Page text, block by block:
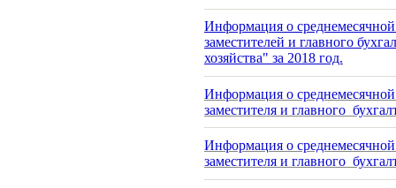
Информация о среднемесячной
заместителей и главного
хозяйства" за 2018 год.
Информация о среднемесячной
заместителя и главного
Информация о среднемесячной
заместителя и главного